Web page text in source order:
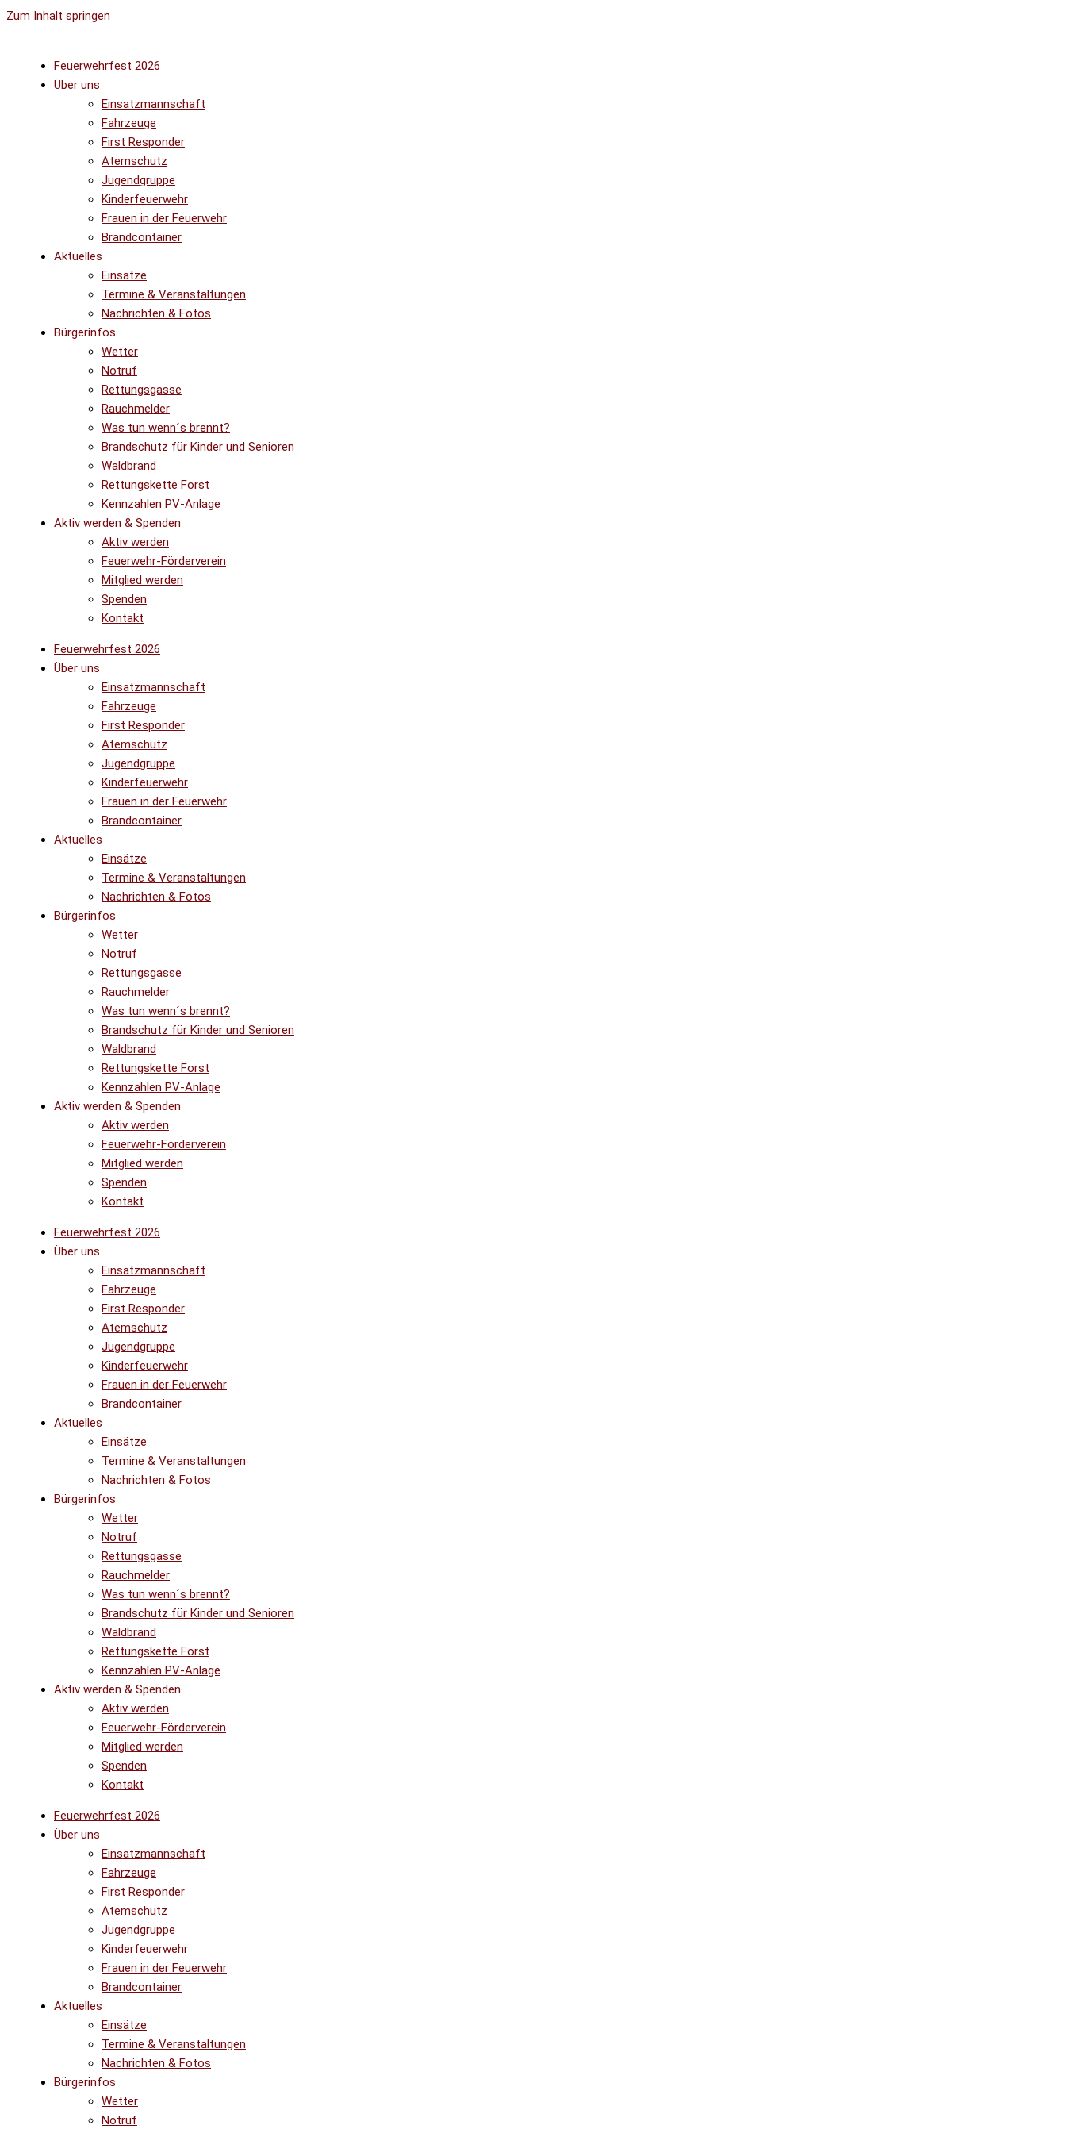
Zum Inhalt springen
Feuerwehrfest 2026
Über uns
Einsatzmannschaft
Fahrzeuge
First Responder
Atemschutz
Jugendgruppe
Kinderfeuerwehr
Frauen in der Feuerwehr
Brandcontainer
Aktuelles
Einsätze
Termine & Veranstaltungen
Nachrichten & Fotos
Bürgerinfos
Wetter
Notruf
Rettungsgasse
Rauchmelder
Was tun wenn´s brennt?
Brandschutz für Kinder und Senioren
Waldbrand
Rettungskette Forst
Kennzahlen PV-Anlage
Aktiv werden & Spenden
Aktiv werden
Feuerwehr-Förderverein
Mitglied werden
Spenden
Kontakt
Feuerwehrfest 2026
Über uns
Einsatzmannschaft
Fahrzeuge
First Responder
Atemschutz
Jugendgruppe
Kinderfeuerwehr
Frauen in der Feuerwehr
Brandcontainer
Aktuelles
Einsätze
Termine & Veranstaltungen
Nachrichten & Fotos
Bürgerinfos
Wetter
Notruf
Rettungsgasse
Rauchmelder
Was tun wenn´s brennt?
Brandschutz für Kinder und Senioren
Waldbrand
Rettungskette Forst
Kennzahlen PV-Anlage
Aktiv werden & Spenden
Aktiv werden
Feuerwehr-Förderverein
Mitglied werden
Spenden
Kontakt
Feuerwehrfest 2026
Über uns
Einsatzmannschaft
Fahrzeuge
First Responder
Atemschutz
Jugendgruppe
Kinderfeuerwehr
Frauen in der Feuerwehr
Brandcontainer
Aktuelles
Einsätze
Termine & Veranstaltungen
Nachrichten & Fotos
Bürgerinfos
Wetter
Notruf
Rettungsgasse
Rauchmelder
Was tun wenn´s brennt?
Brandschutz für Kinder und Senioren
Waldbrand
Rettungskette Forst
Kennzahlen PV-Anlage
Aktiv werden & Spenden
Aktiv werden
Feuerwehr-Förderverein
Mitglied werden
Spenden
Kontakt
Feuerwehrfest 2026
Über uns
Einsatzmannschaft
Fahrzeuge
First Responder
Atemschutz
Jugendgruppe
Kinderfeuerwehr
Frauen in der Feuerwehr
Brandcontainer
Aktuelles
Einsätze
Termine & Veranstaltungen
Nachrichten & Fotos
Bürgerinfos
Wetter
Notruf